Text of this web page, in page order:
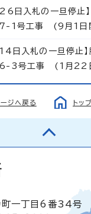
日入札の一旦停止
7-1号工事 (9月1日
日入札の一旦停止
6-3号工事 (1月22
ジへ戻る トッ
町一丁目6番34号